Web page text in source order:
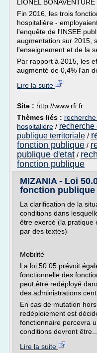
LIONEL
Fin 2016, les trois
hospitalière -
l'enquête de l'INSEE
augmentation sur 2015,
l'enseignement et de la
Par rapport à 2015, les
augmenté de 0,4% l'an
Lire la suite
Site : http://www.rfi.fr
Thèmes liés :
hospitaliere / recherche
publique territoriale /
fonction publique /
publique d'etat /
fonction publique
MIZANIA - Loi
fonction publique
La clarification de la
conditions dans
être exercé (la pratique
par des textes)
Mobilité
La loi 50.05 prévoit
fonctionnelle des
peut être redéployé
des administrations
En cas de mutation
redéploiement est
fonctionnaire percevra
conditions devront être...
Lire la suite